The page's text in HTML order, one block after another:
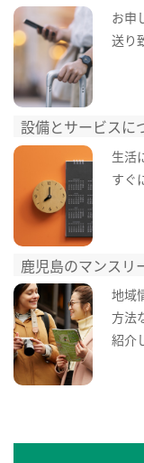
お申
送り
設備とサービスに
生活
すぐ
鹿児島のマンスリ
地域
方法
紹介